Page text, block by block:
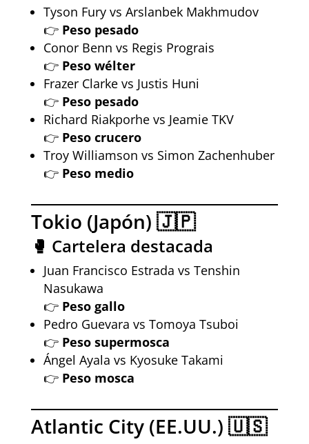
Tyson Fury vs Arslanbek Makhmudov
👉 Peso pesado
Conor Benn vs Regis Prograis
👉 Peso wélter
Frazer Clarke vs Justis Huni
👉 Peso pesado
Richard Riakporhe vs Jeamie TKV
👉 Peso crucero
Troy Williamson vs Simon Zachenhuber
👉 Peso medio
Tokio (Japón) 🇯🇵
🥊 Cartelera destacada
Juan Francisco Estrada vs Tenshin
Nasukawa
👉 Peso gallo
Pedro Guevara vs Tomoya Tsuboi
👉 Peso supermosca
Ángel Ayala vs Kyosuke Takami
👉 Peso mosca
Atlantic City (EE.UU.) 🇺🇸